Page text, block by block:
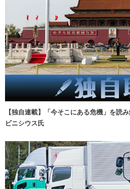
【独自連載】「今そこにある危機」を読
ビニシウス氏